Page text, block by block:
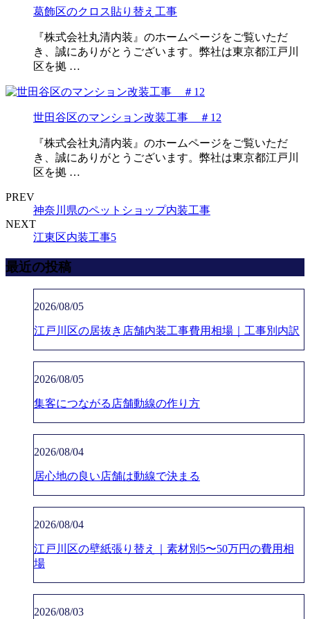
葛飾区のクロス貼り替え工事
『株式会社丸清内装』のホームページをご覧いただ
き、誠にありがとうございます。弊社は東京都江戸川
区を拠 …
世田谷区のマンション改装工事 ＃12
『株式会社丸清内装』のホームページをご覧いただ
き、誠にありがとうございます。弊社は東京都江戸川
区を拠 …
PREV
神奈川県のペットショップ内装工事
NEXT
江東区内装工事5
最近の投稿
2026/08/05
江戸川区の居抜き店舗内装工事費用相場｜工事別内訳
2026/08/05
集客につながる店舗動線の作り方
2026/08/04
居心地の良い店舗は動線で決まる
2026/08/04
江戸川区の壁紙張り替え｜素材別5〜50万円の費用相
場
2026/08/03